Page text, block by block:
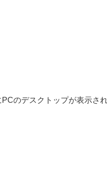
PCのデスクトップが表示さ